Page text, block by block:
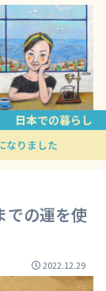
日本での暮らし
なりました
での運を使
2022.12.29